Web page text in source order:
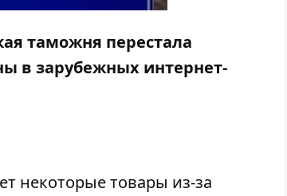
таможня перестала
в зарубежных интернет-
некоторые товары из-за